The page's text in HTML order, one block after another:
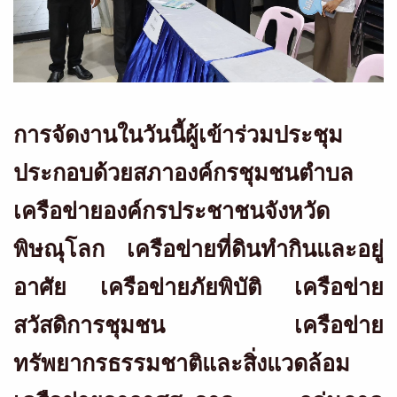
การจัดงานในวันนี้ผู้เข้าร่วมประชุม
ประกอบด้วยสภาองค์กรชุมชนตำบล
เครือข่ายองค์กรประชาชนจังหวัด
พิษณุโลก เครือข่ายที่ดินทำกินและอยู่
อาศัย เครือข่ายภัยพิบัติ เครือข่าย
สวัสดิการชุมชน เครือข่าย
ทรัพยากรธรรมชาติและสิ่งแวดล้อม